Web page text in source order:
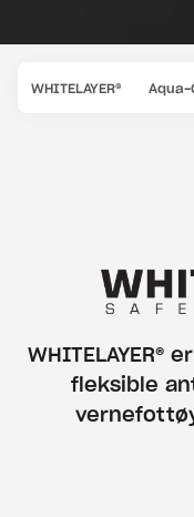
WHITELAYER® Aqua-
WHITELAYER®
fleksible